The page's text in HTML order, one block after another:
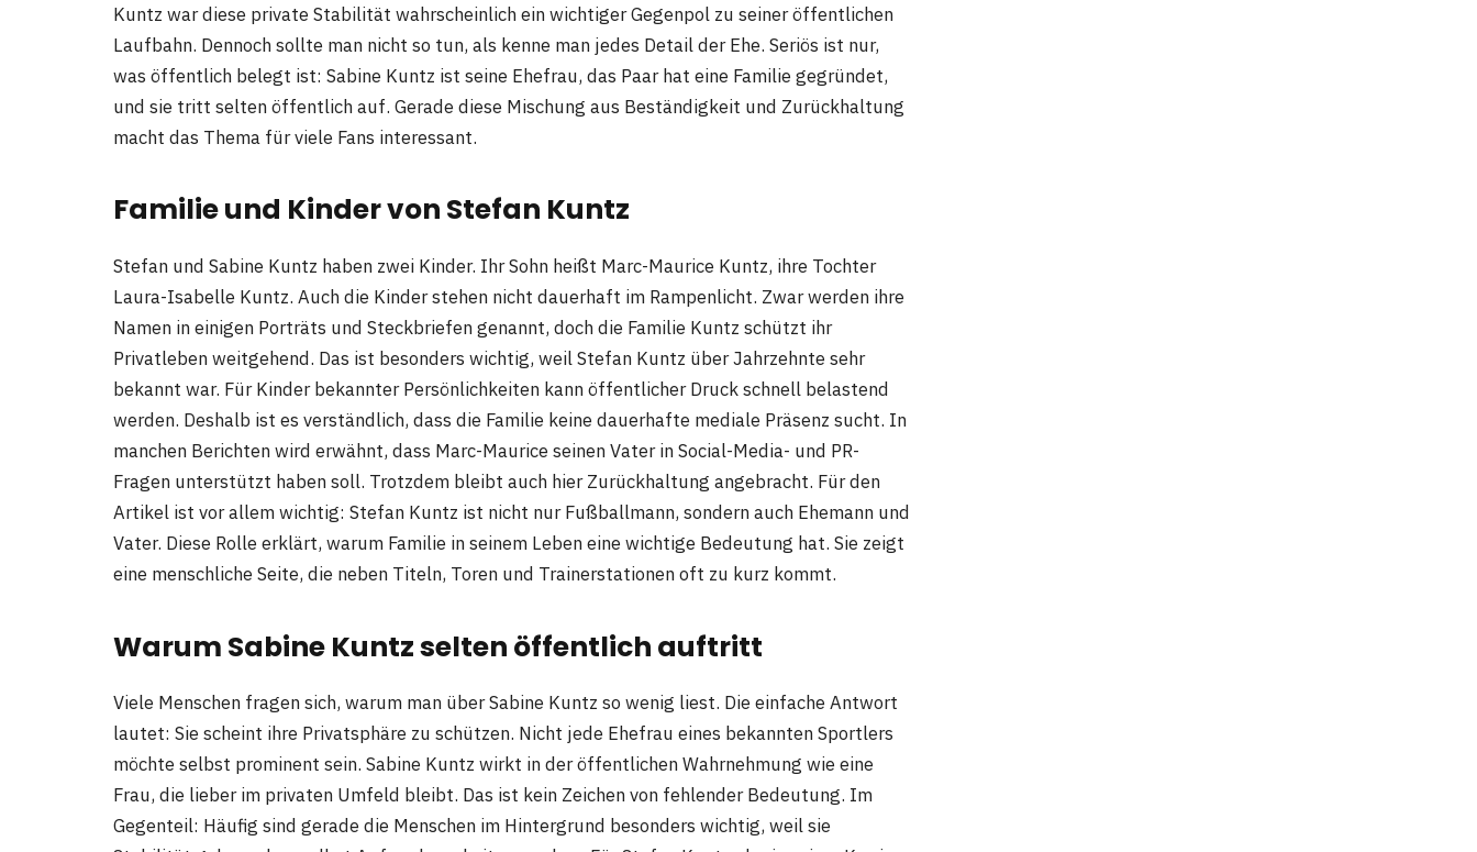
Kuntz war diese private Stabilität wahrscheinlich ein wichtiger Gegenpol zu seiner öffentlichen
Laufbahn. Dennoch sollte man nicht so tun, als kenne man jedes Detail der Ehe. Seriös ist nur,
was öffentlich belegt ist: Sabine Kuntz ist seine Ehefrau, das Paar hat eine Familie gegründet,
und sie tritt selten öffentlich auf. Gerade diese Mischung aus Beständigkeit und Zurückhaltung
macht das Thema für viele Fans interessant.
Familie und Kinder von Stefan Kuntz
Stefan und Sabine Kuntz haben zwei Kinder. Ihr Sohn heißt Marc-Maurice Kuntz, ihre Tochter
Laura-Isabelle Kuntz. Auch die Kinder stehen nicht dauerhaft im Rampenlicht. Zwar werden ihre
Namen in einigen Porträts und Steckbriefen genannt, doch die Familie Kuntz schützt ihr
Privatleben weitgehend. Das ist besonders wichtig, weil Stefan Kuntz über Jahrzehnte sehr
bekannt war. Für Kinder bekannter Persönlichkeiten kann öffentlicher Druck schnell belastend
werden. Deshalb ist es verständlich, dass die Familie keine dauerhafte mediale Präsenz sucht. In
manchen Berichten wird erwähnt, dass Marc-Maurice seinen Vater in Social-Media- und PR-
Fragen unterstützt haben soll. Trotzdem bleibt auch hier Zurückhaltung angebracht. Für den
Artikel ist vor allem wichtig: Stefan Kuntz ist nicht nur Fußballmann, sondern auch Ehemann und
Vater. Diese Rolle erklärt, warum Familie in seinem Leben eine wichtige Bedeutung hat. Sie zeigt
eine menschliche Seite, die neben Titeln, Toren und Trainerstationen oft zu kurz kommt.
Warum Sabine Kuntz selten öffentlich auftritt
Viele Menschen fragen sich, warum man über Sabine Kuntz so wenig liest. Die einfache Antwort
lautet: Sie scheint ihre Privatsphäre zu schützen. Nicht jede Ehefrau eines bekannten Sportlers
möchte selbst prominent sein. Sabine Kuntz wirkt in der öffentlichen Wahrnehmung wie eine
Frau, die lieber im privaten Umfeld bleibt. Das ist kein Zeichen von fehlender Bedeutung. Im
Gegenteil: Häufig sind gerade die Menschen im Hintergrund besonders wichtig, weil sie